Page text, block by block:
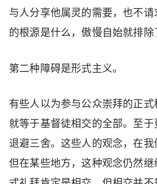
与人分享他属灵的需要，也不
的根源是什么，傲慢自始就排除
第二种障碍是形式主义。
有些人以为参与公众崇拜的正式
就等于基督徒相交的全部。至
退避三舍。这些人的观念，在我
但在某些地方，这种观念仍然